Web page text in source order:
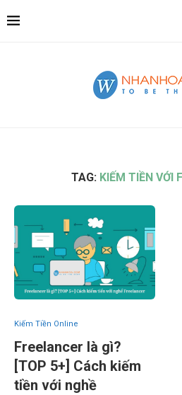
TAG: KIẾM TIỀN VỚI
Kiếm Tiền Online
Freelancer là gì?
[TOP 5+] Cách kiếm
tiền với nghề